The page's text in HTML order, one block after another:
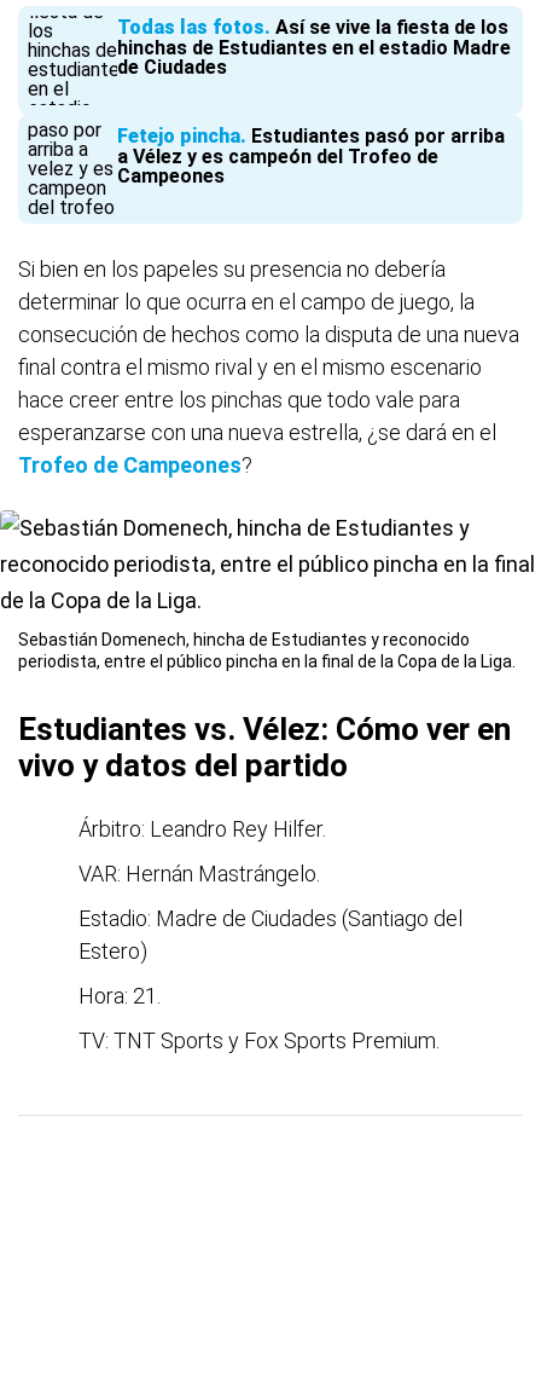
Todas las fotos Así se vive la fiesta de los
hinchas de Estudiantes en el estadio Madre
de Ciudades
Fetejo pincha Estudiantes pasó por arriba
a Vélez y es campeón del Trofeo de
Campeones
Si bien en los papeles su presencia no debería
determinar lo que ocurra en el campo de juego, la
consecución de hechos como la disputa de una nueva
final contra el mismo rival y en el mismo escenario
hace creer entre los pinchas que todo vale para
esperanzarse con una nueva estrella, ¿se dará en el
Trofeo de Campeones?
Sebastián Domenech, hincha de Estudiantes y reconocido
periodista, entre el público pincha en la final de la Copa de la Liga.
Estudiantes vs. Vélez: Cómo ver en
vivo y datos del partido
Árbitro: Leandro Rey Hilfer.
VAR: Hernán Mastrángelo.
Estadio: Madre de Ciudades (Santiago del
Estero)
Hora: 21.
TV: TNT Sports y Fox Sports Premium.